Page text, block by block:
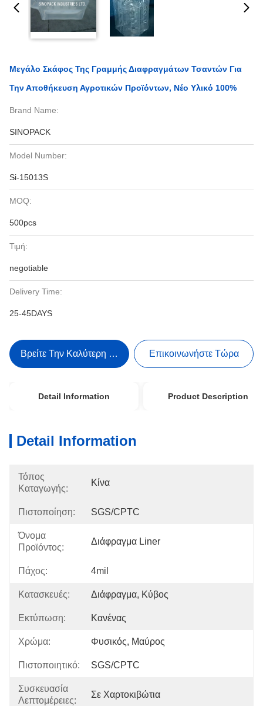
Μεγάλο Σκάφος Της Γραμμής Διαφραγμάτων Τσαντών Για
Την Αποθήκευση Αγροτικών Προϊόντων, Νέο Υλικό 100%
Brand Name:
SINOPACK
Model Number:
Si-15013S
MOQ:
500pcs
Τιμή:
negotiable
Delivery Time:
25-45DAYS
Βρείτε Την Καλύτερη Τιμή Επικοινωνήστε Τώρα
Detail Information Product Description
Detail Information
Τόπος
Καταγωγής:
Κίνα
Πιστοποίηση: SGS/CPTC
Όνομα
Προϊόντος:
Διάφραγμα Liner
Πάχος: 4mil
Κατασκευές: Διάφραγμα, Κύβος
Εκτύπωση: Κανένας
Χρώμα: Φυσικός, Μαύρος
Πιστοποιητικό: SGS/CPTC
Συσκευασία
Λεπτομέρειες:
Σε Χαρτοκιβώτια